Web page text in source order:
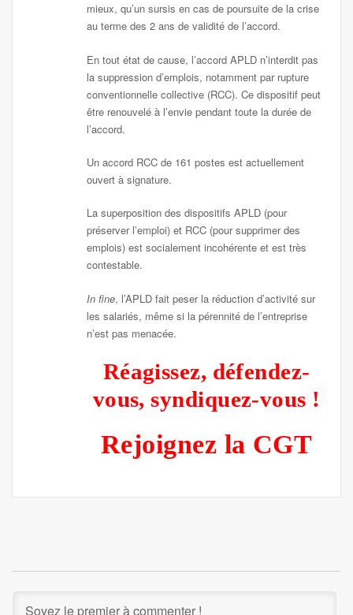
mieux, qu’un sursis en cas de poursuite de la crise
au terme des 2 ans de validité de l’accord.
En tout état de cause, l’accord APLD n’interdit pas
la suppression d’emplois, notamment par rupture
conventionnelle collective (RCC). Ce dispositif peut
être renouvelé à l’envie pendant toute la durée de
l’accord.
Un accord RCC de 161 postes est actuellement
ouvert à signature.
La superposition des dispositifs APLD (pour
préserver l’emploi) et RCC (pour supprimer des
emplois) est socialement incohérente et est très
contestable.
In fine, l’APLD fait peser la réduction d’activité sur
les salariés, même si la pérennité de l’entreprise
n’est pas menacée.
Réagissez, défendez-
vous, syndiquez-vous !
Rejoignez la CGT